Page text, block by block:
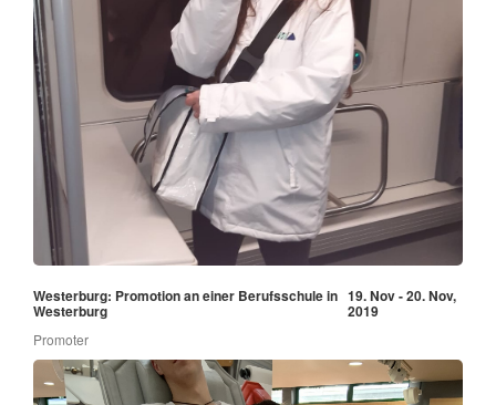
Westerburg: Promotion an einer Berufsschule in
Westerburg
19. Nov - 20. Nov,
2019
Promoter